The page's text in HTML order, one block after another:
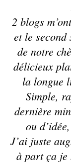
2 blogs
et le
de notre
délicieux
la longue
Simple,
dernière
ou
J’ai juste
à part ça je